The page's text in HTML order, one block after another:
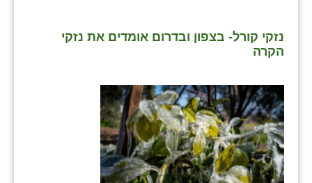
נזקי קורל- בצפון ובדרום אומדים את נזקי
הקרה